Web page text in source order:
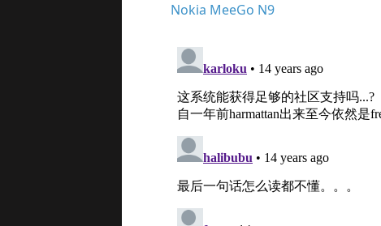
Nokia MeeGo N9